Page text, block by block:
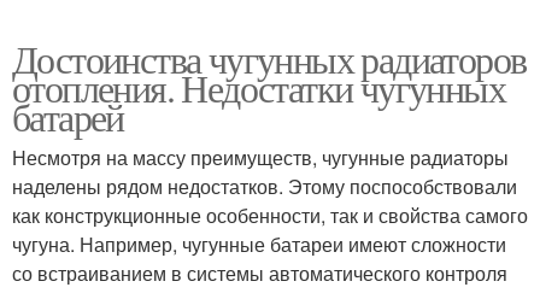
Достоинства чугунных радиаторов
отопления. Недостатки чугунных
батарей
Несмотря на массу преимуществ, чугунные радиаторы
наделены рядом недостатков. Этому поспособствовали
как конструкционные особенности, так и свойства самого
чугуна. Например, чугунные батареи имеют сложности
со встраиванием в системы автоматического контроля